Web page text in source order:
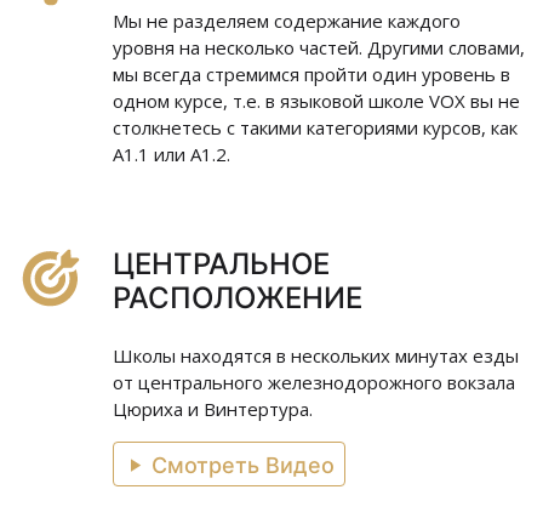
Мы не разделяем содержание каждого
уровня на несколько частей. Другими словами,
мы всегда стремимся пройти один уровень в
одном курсе, т.е. в языковой школе VOX вы не
столкнетесь с такими категориями курсов, как
A1.1 или A1.2.
ЦЕНТРАЛЬНОЕ
РАСПОЛОЖЕНИЕ
Школы находятся в нескольких минутах езды
от центрального железнодорожного вокзала
Цюриха и Винтертура.
Смотреть Видео